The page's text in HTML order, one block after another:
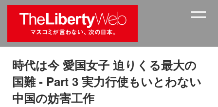
時代は今 愛国女子 迫りくる最大の
国難 - Part 3 実力行使もいとわない
中国の妨害工作